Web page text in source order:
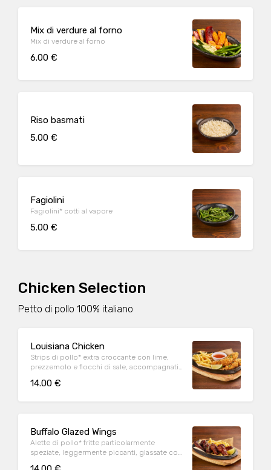
Mix di verdure al forno
Mix di verdure al forno
6.00 €
Riso basmati
5.00 €
Fagiolini
Fagiolini* cotti al vapore
5.00 €
Chicken Selection
Petto di pollo 100% italiano
Louisiana Chicken
Strips di pollo* extra croccante con lime,
prezzemolo e fiocchi di sale, accompagnati
14.00 €
Buffalo Glazed Wings
Alette di pollo* fritte particolarmente
speziate, leggermente piccanti, glassate con